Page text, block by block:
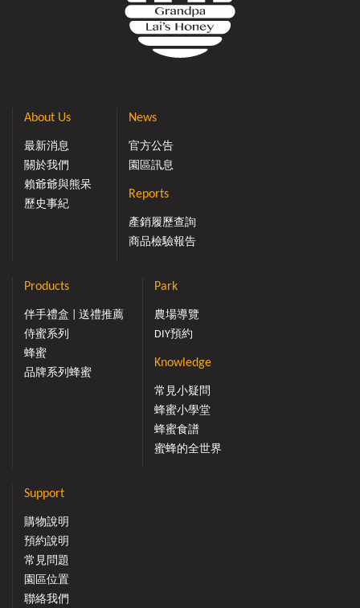
About Us
最新消息
關於我們
賴爺爺與熊呆
歷史事紀
News
官方公告
園區訊息
Reports
產銷履歷查詢
商品檢驗報告
Products
伴手禮盒 | 送禮推薦
侍蜜系列
蜂蜜
品牌系列蜂蜜
Park
農場導覽
DIY預約
Knowledge
常見小疑問
蜂蜜小學堂
蜂蜜食譜
蜜蜂的全世界
Support
購物說明
預約說明
常見問題
園區位置
聯絡我們